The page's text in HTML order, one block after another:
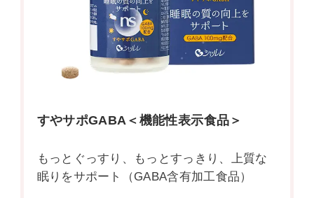
すやサポGABA＜機能性表示食品＞
もっとぐっすり、もっとすっきり、上質な
眠りをサポート（GABA含有加工食品）